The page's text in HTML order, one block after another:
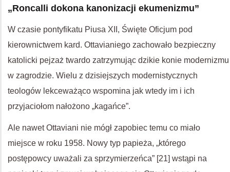
„Roncalli dokona kanonizacji ekumenizmu”
W czasie pontyfikatu Piusa XII, Święte Oficjum pod
kierownictwem kard. Ottavianiego zachowało bezpieczny
katolicki pejzaż twardo zatrzymując dzikie konie modernizmu
w zagrodzie. Wielu z dzisiejszych modernistycznych
teologów lekceważąco wspomina jak wtedy im i ich
przyjaciołom nałożono „kagańce”.
Ale nawet Ottaviani nie mógł zapobiec temu co miało
miejsce w roku 1958. Nowy typ papieża, „którego
postępowcy uważali za sprzymierzeńca” [21] wstąpi na